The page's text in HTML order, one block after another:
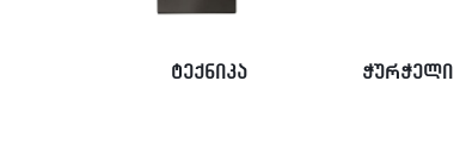
ტექნიკა ჭურჭელი